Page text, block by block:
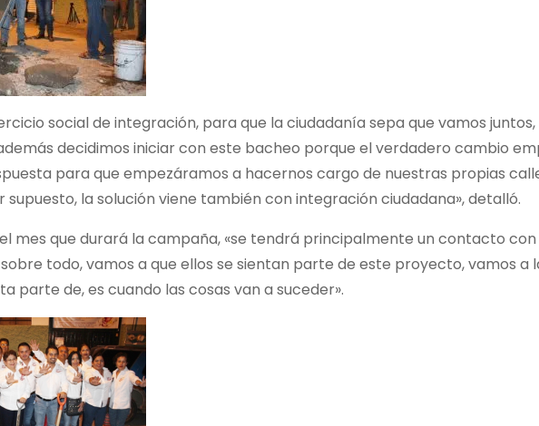
social de integración, para que la ciudadanía sepa que vamos
decidimos iniciar con este bacheo porque el verdadero cambio
para que empezáramos a hacernos cargo de nuestras propias
supuesto, la solución viene también con integración ciudadana», detalló.
mes que durará la campaña, «se tendrá principalmente un contacto
todo, vamos a que ellos se sientan parte de este proyecto, vamos
parte de, es cuando las cosas van a suceder».